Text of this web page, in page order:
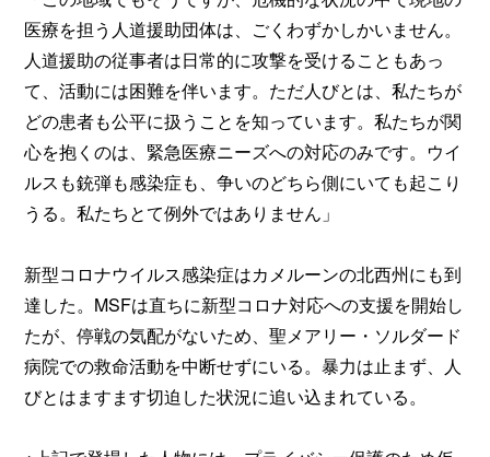
医療を担う人道援助団体は、ごくわずかしかいません。
人道援助の従事者は日常的に攻撃を受けることもあっ
て、活動には困難を伴います。ただ人びとは、私たちが
どの患者も公平に扱うことを知っています。私たちが関
心を抱くのは、緊急医療ニーズへの対応のみです。ウイ
ルスも銃弾も感染症も、争いのどちら側にいても起こり
うる。私たちとて例外ではありません」
新型コロナウイルス感染症はカメルーンの北西州にも到
達した。MSFは直ちに新型コロナ対応への支援を開始し
たが、停戦の気配がないため、聖メアリー・ソルダード
病院での救命活動を中断せずにいる。暴力は止まず、人
びとはますます切迫した状況に追い込まれている。